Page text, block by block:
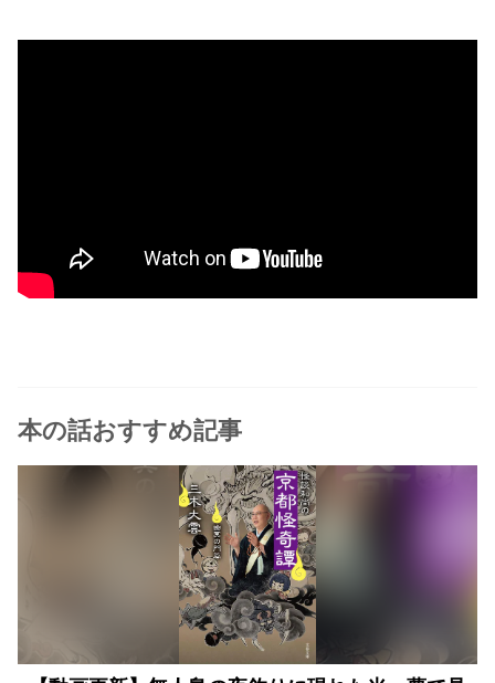
本の話おすすめ記事